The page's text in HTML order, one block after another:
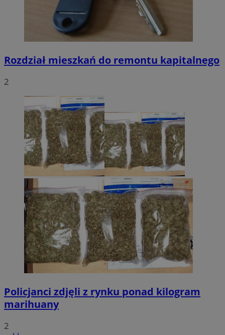
Rozdział mieszkań do remontu kapitalnego
2
Policjanci zdjęli z rynku ponad kilogram
marihuany
2